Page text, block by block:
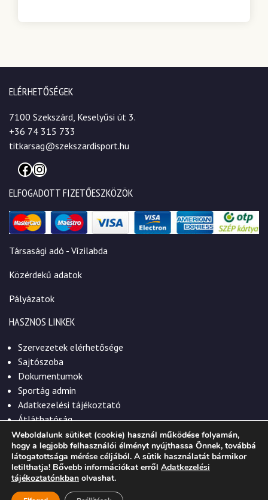
ELÉRHETŐSÉGEK
7100 Szekszárd, Keselyűsi út 3.
+36 74 315 733
titkarsag@szekszardisport.hu
Facebook
Instagram
ELFOGADOTT FIZETŐESZKÖZÖK
Társasági adó - Vízilabda
Közérdekű adatok
Pályázatok
HASZNOS LINKEK
Szervezetek elérhetősége
Sajtószoba
Dokumentumok
Sportág admin
Adatkezelési tájékoztató
Átláthatóság
© 2026. Szekszárdi Sportközpont Nonprofit Kft.
Weboldalunk sütiket (cookie) használ működése folyamán,
hogy a legjobb felhasználói élményt nyújthassa Önnek, továbbá
látogatottsága mérése céljából. A sütik használatát bármikor
letilthatja! Bővebb információkat erről Adatkezelési
tájékoztatónkban olvashat.